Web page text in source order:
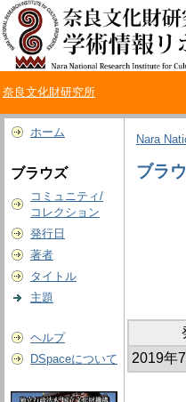
奈良文化財研究所
ホーム
ブラウズ
コミュニティ/
コレクション
発行日
著者
タイトル
主題
ヘルプ
DSpaceについて
Nara
ブラ
2019年